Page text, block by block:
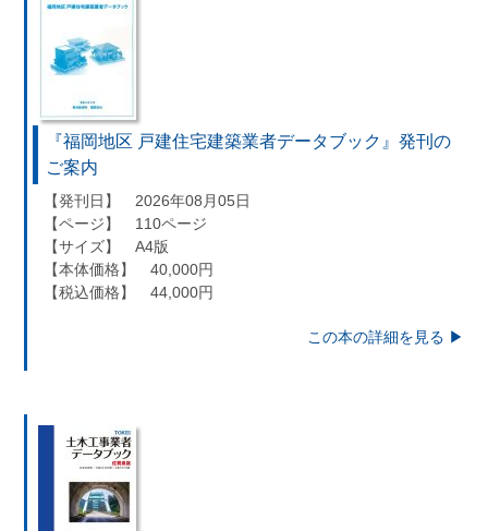
個人データの通知・開示・訂正・追加・削除・利用停止・提供停止の請求に応
受付方法は、本人確認資料（運転免許証、パスポート何れかのコピー）、「個
人情報取扱申請書」「委任状」（代理人による申請の場合のみ必要となりま
す）を当社宛にお送り下さい。
＜個人情報保護に関するお問合せ・相談窓口＞
東京経済株式会社
〒802-0004 北九州市小倉北区鍛冶町2丁目5-11（第一東経ビル）
フリーダイヤル 0120-55-9986
受付時間 平日9：00～17：00
『福岡地区 戸建住宅建築業者データブック』発刊の
ご案内
【発刊日】 2026年08月05日
【ページ】 110ページ
【サイズ】 A4版
【本体価格】 40,000円
【税込価格】 44,000円
この本の詳細を見る ▶︎